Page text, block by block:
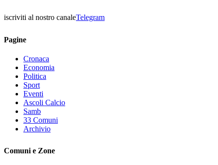
iscriviti al nostro canaleTelegram
Pagine
Cronaca
Economia
Politica
Sport
Eventi
Ascoli Calcio
Samb
33 Comuni
Archivio
Comuni e Zone